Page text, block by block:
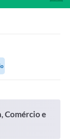
Comércio e